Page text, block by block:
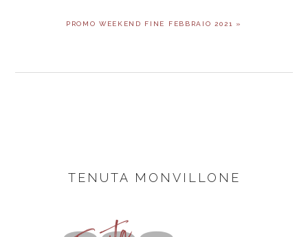
NEXT
PROMO WEEKEND FINE FEBBRAIO 2021 »
FOOTERTENUTA MONVILLONE